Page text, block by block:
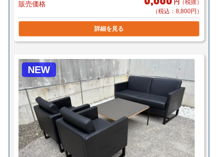
＊店頭引き渡し可能です。（要事前連絡）
販売価格 円 （税抜）
（税込：8,800円）
詳細を見る
NEW